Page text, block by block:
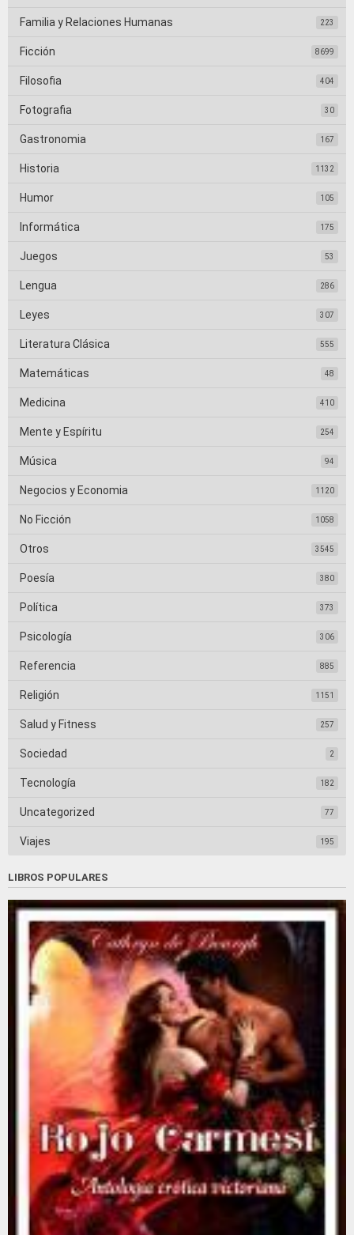
Familia y Relaciones Humanas 223
Ficción 8699
Filosofia 404
Fotografia 30
Gastronomia 167
Historia 1132
Humor 105
Informática 175
Juegos 53
Lengua 286
Leyes 307
Literatura Clásica 555
Matemáticas 48
Medicina 410
Mente y Espíritu 254
Música 94
Negocios y Economia 1120
No Ficción 1058
Otros 3545
Poesía 380
Política 373
Psicología 306
Referencia 885
Religión 1151
Salud y Fitness 257
Sociedad 2
Tecnología 182
Uncategorized 77
Viajes 195
LIBROS POPULARES